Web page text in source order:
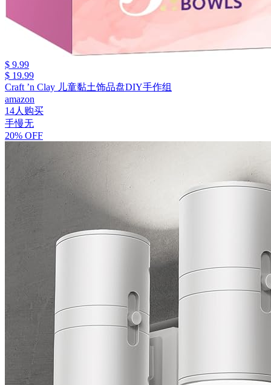
$ 9.99
$ 19.99
Craft ’n Clay 儿童黏土饰品盘DIY手作组
amazon
14人购买
手慢无
20% OFF